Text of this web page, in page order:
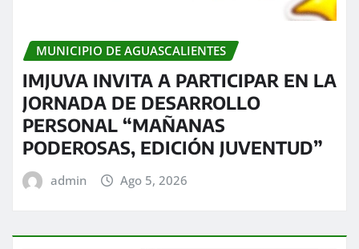
MUNICIPIO DE AGUASCALIENTES
IMJUVA INVITA A PARTICIPAR EN LA
JORNADA DE DESARROLLO
PERSONAL “MAÑANAS
PODEROSAS, EDICIÓN JUVENTUD”
admin Ago 5, 2026